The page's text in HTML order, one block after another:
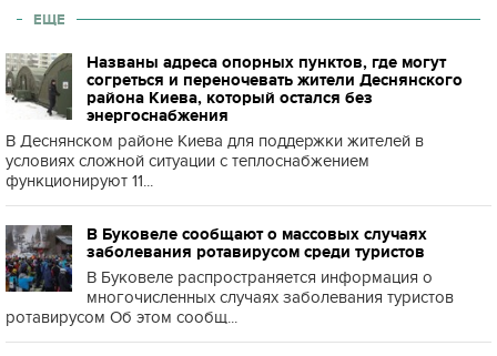
ЕЩЕ
Названы адреса опорных пунктов, где могут
согреться и переночевать жители Деснянского
района Киева, который остался без
энергоснабжения
В Деснянском районе Киева для поддержки жителей в
условиях сложной ситуации с теплоснабжением
функционируют 11...
В Буковеле сообщают о массовых случаях
заболевания ротавирусом среди туристов
В Буковеле распространяется информация о
многочисленных случаях заболевания туристов
ротавирусом Об этом сообщ...